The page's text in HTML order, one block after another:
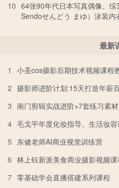
10 64张90年代日本写真偶像、
Sendoせんどう まゆ）泳装内
最新
1
小圣cos摄影后期技术视频课程
2 摄影师进阶计划:15天打造年薪
3 南门剪辑实战进阶+7套练习素
4 毛戈平年度化妆指导、生活妆
5 东健老师AI商业视觉训练营
6 林上钰新派美食商业摄影视频
7 零基础学会直播搭建系列课程